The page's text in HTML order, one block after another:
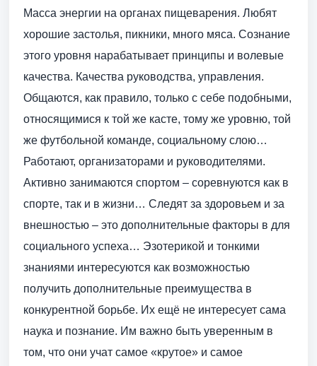
Масса энергии на органах пищеварения. Любят
хорошие застолья, пикники, много мяса. Сознание
этого уровня нарабатывает принципы и волевые
качества. Качества руководства, управления.
Общаются, как правило, только с себе подобными,
относящимися к той же касте, тому же уровню, той
же футбольной команде, социальному слою…
Работают, организаторами и руководителями.
Активно занимаются спортом – соревнуются как в
спорте, так и в жизни… Следят за здоровьем и за
внешностью – это дополнительные факторы в для
социального успеха… Эзотерикой и тонкими
знаниями интересуются как возможностью
получить дополнительные преимущества в
конкурентной борьбе. Их ещё не интересует сама
наука и познание. Им важно быть уверенным в
том, что они учат самое «крутое» и самое